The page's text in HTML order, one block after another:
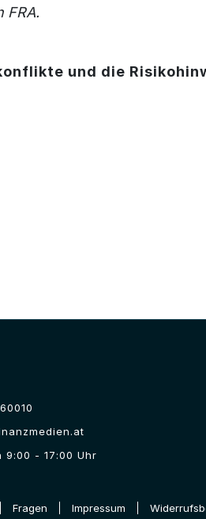
FRA.
und die
9:00 - 17:00 Uhr
Fragen Impressum